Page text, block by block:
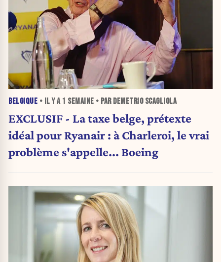
BELGIQUE • IL Y A 1 SEMAINE • PAR DEMETRIO SCAGLIOLA
EXCLUSIF - La taxe belge, prétexte
idéal pour Ryanair : à Charleroi, le vrai
problème s'appelle... Boeing